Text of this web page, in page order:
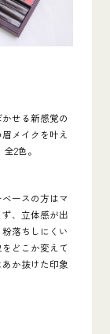
せる新感覚の
メイクを叶え
2色。
ースの方はマ
、立体感が出
落ちしにくい
どこか変えて
か抜けた印象